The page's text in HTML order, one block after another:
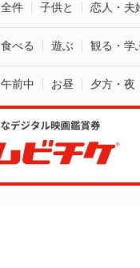
全件 子供と 恋人・夫
食べる 遊ぶ 観る・学
午前中 お昼 夕方・夜